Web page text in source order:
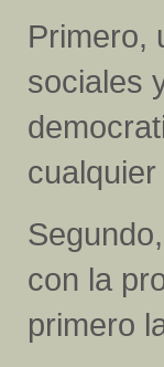
Primero,
sociales
con la
primero